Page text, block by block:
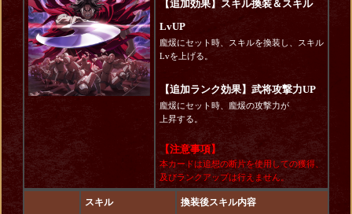
【追加効果】スキル換装＆スキル
LvUP
龐煖にセット時、スキルを換装し、スキル
Lvを上げる。
【追加ランク効果】武将攻撃力UP
龐煖にセット時、龐煖の攻撃力が
上昇する。
【注意事項】
本カードは追想の断片を使用しての獲得、
及びランクアップは行えません。
スキル 換装後スキル内容